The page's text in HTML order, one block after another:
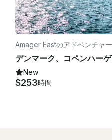
Amager Eastのアドベンチャー
New
$253時間